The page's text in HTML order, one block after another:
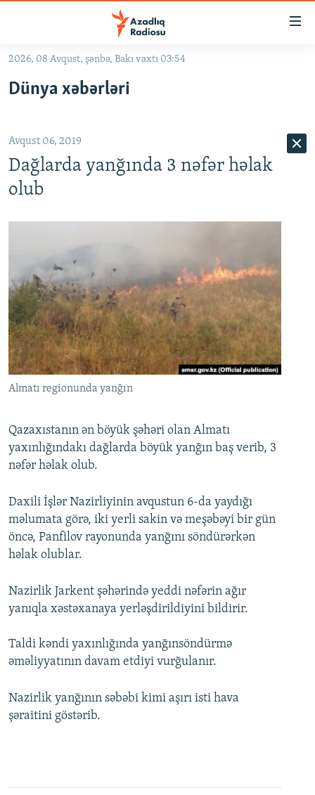
Əsas
qayıt
qayıt
Axtarışa
#İZAHLA
#ƏSLINDƏ
FƏRQƏ BAX
MULTIMEDIA
VIDEO
FOTOQALEREYA
İNFOQRAFIKA
KARIKATURA
RADIO ARXIV
OXU ZALI
AZƏRBAYCAN ƏDƏBIYYATI KITABXANASI
İSLAM VƏ DEMOKRATIYA
HAQQIMIZDA
MISSIYAMIZ
PEŞƏ ETIKASI VƏ JURNALISTIKA STANDARTLARIMIZ
BIZIMLƏ ƏLAQƏ
XƏBƏR BÜLLETENLƏRIMIZ
BIZI IZLƏ
2026, 08 Avqust, şənbə, Bakı vaxtı 03:54
Dünya xəbərləri
Avqust 06, 2019
Dağlarda yanğında 3 nəfər həlak
olub
Almatı regionunda yanğın
Qazaxıstanın ən böyük şəhəri olan Almatı
yaxınlığındakı dağlarda böyük yanğın baş verib, 3
nəfər həlak olub.
Daxili İşlər Nazirliyinin avqustun 6-da yaydığı
məlumata görə, iki yerli sakin və meşəbəyi bir gün
öncə, Panfilov rayonunda yanğını söndürərkən
həlak olublar.
Nazirlik Jarkent şəhərində yeddi nəfərin ağır
yanıqla xəstəxanaya yerləşdirildiyini bildirir.
Taldi kəndi yaxınlığında yanğınsöndürmə
əməliyyatının davam etdiyi vurğulanır.
Nazirlik yanğının səbəbi kimi aşırı isti hava
şəraitini göstərib.